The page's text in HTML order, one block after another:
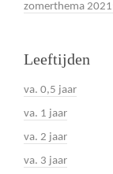
zomerthema
Leeftijden
va. 0,5 jaar
va. 1 jaar
va. 2 jaar
va. 3 jaar